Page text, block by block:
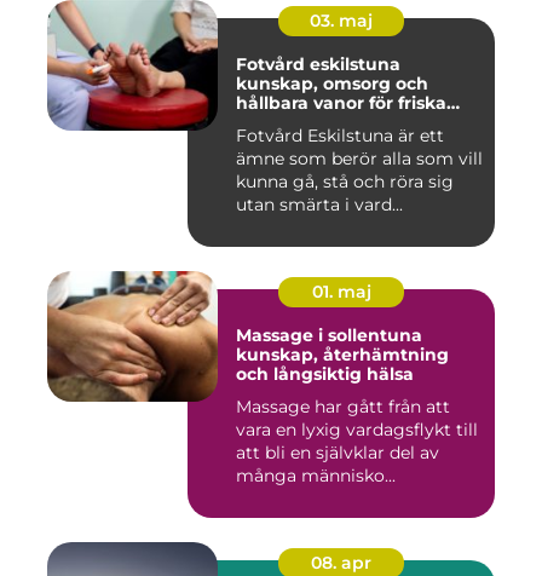
03. maj
Fotvård eskilstuna
kunskap, omsorg och
hållbara vanor för friska
Fotvård Eskilstuna är ett
ämne som berör alla som vill
kunna gå, stå och röra sig
utan smärta i vard...
01. maj
Massage i sollentuna
kunskap, återhämtning
och långsiktig hälsa
Massage har gått från att
vara en lyxig vardagsflykt till
att bli en självklar del av
många människo...
08. apr